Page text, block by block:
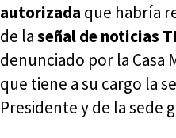
autorizada que habría
de laseñal de noticias
denunciado por la Casa
que tiene a su cargo la
Presidente y de la sede